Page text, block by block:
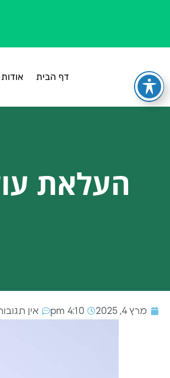
דף הבית אודות
העלאת
מרץ 4, 2025 4:10 pm אין